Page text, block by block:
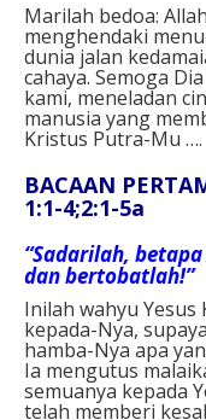
Marilah bedoa:
menghendaki
dunia jalan
cahaya. Semoga
kami, meneladan
manusia yang
Kristus Putra-Mu ….
BACAAN
1:1-4;2:1-5a
“Sadarilah,
dan bertobatlah!”
Inilah wahyu
kepada-Nya,
hamba-Nya apa
Ia mengutus
semuanya kepada
telah memberi